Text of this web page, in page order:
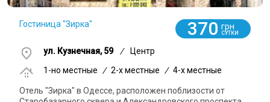
Гостиница "Зирка" 370 грн
СУТКИ
ул. Кузнечная, 59 /
Центр
1-но местные / 2-x местные / 4-x местные
Отель "Зирка" в Одессе, расположен поблизости от